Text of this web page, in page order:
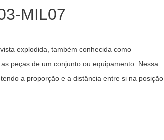
MIL07
explodida, também conhecida como
peças de um conjunto ou equipamento. Nessa
a proporção e a distância entre si na posição